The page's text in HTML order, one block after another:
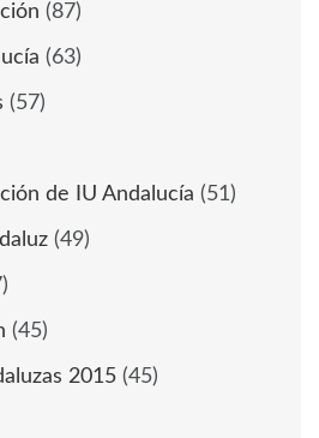
(87)
(63)
(57)
de IU Andalucía (51)
(49)
(45)
2015 (45)